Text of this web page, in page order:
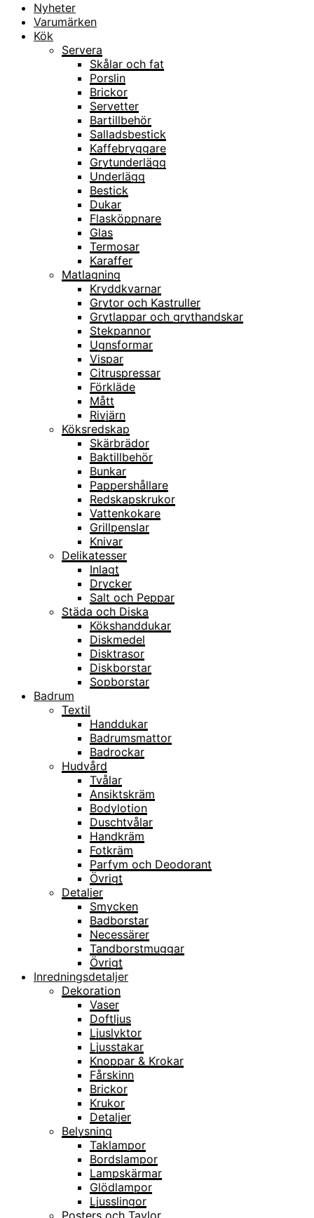
Nyheter
Varumärken
Kök
Servera
Skålar och fat
Porslin
Brickor
Servetter
Bartillbehör
Salladsbestick
Kaffebryggare
Grytunderlägg
Underlägg
Bestick
Dukar
Flasköppnare
Glas
Termosar
Karaffer
Matlagning
Kryddkvarnar
Grytor och Kastruller
Grytlappar och grythandskar
Stekpannor
Ugnsformar
Vispar
Citruspressar
Förkläde
Mått
Rivjärn
Köksredskap
Skärbrädor
Baktillbehör
Bunkar
Pappershållare
Redskapskrukor
Vattenkokare
Grillpenslar
Knivar
Delikatesser
Inlagt
Drycker
Salt och Peppar
Städa och Diska
Kökshanddukar
Diskmedel
Disktrasor
Diskborstar
Sopborstar
Badrum
Textil
Handdukar
Badrumsmattor
Badrockar
Hudvård
Tvålar
Ansiktskräm
Bodylotion
Duschtvålar
Handkräm
Fotkräm
Parfym och Deodorant
Övrigt
Detaljer
Smycken
Badborstar
Necessärer
Tandborstmuggar
Övrigt
Inredningsdetaljer
Dekoration
Vaser
Doftljus
Ljuslyktor
Ljusstakar
Knoppar & Krokar
Fårskinn
Brickor
Krukor
Detaljer
Belysning
Taklampor
Bordslampor
Lampskärmar
Glödlampor
Ljusslingor
Posters och Tavlor